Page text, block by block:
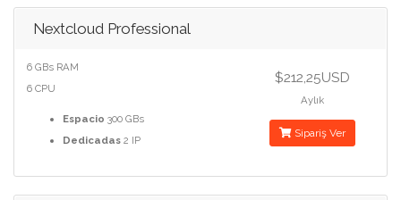
Nextcloud Professional
6 GBs RAM
6 CPU
Espacio 300 GBs
Dedicadas 2 IP
$212,25USD
Aylık
Sipariş Ver